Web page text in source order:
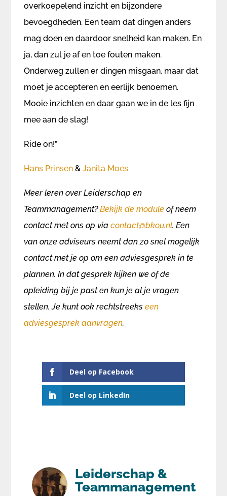
overkoepelend inzicht en bijzondere
bevoegdheden. Een team dat dingen anders
mag doen en daardoor snelheid kan maken. En
ja, dan zul je af en toe fouten maken.
Onderweg zullen er dingen misgaan, maar dat
moet je accepteren en eerlijk benoemen.
Mooie inzichten en daar gaan we in de les fijn
mee aan de slag!
Ride on!”
Hans Prinsen &Janita Moes
Meer leren over Leiderschap en
Teammanagement?Bekijk de moduleof neem
contact met ons op viacontact@bkou.nl. Een
van onze adviseurs neemt dan zo snel mogelijk
contact met je op om een adviesgesprek in te
plannen. In dat gesprek kijken we of de
opleiding bij je past en kun je al je vragen
stellen. Je kunt ook rechtstreekseen
adviesgesprek aanvragen.
Deel op Facebook
Deel op LinkedIn
Leiderschap &
Teammanagement